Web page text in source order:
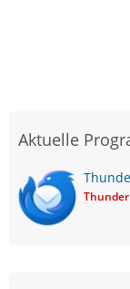
Aktuelle
Thunder